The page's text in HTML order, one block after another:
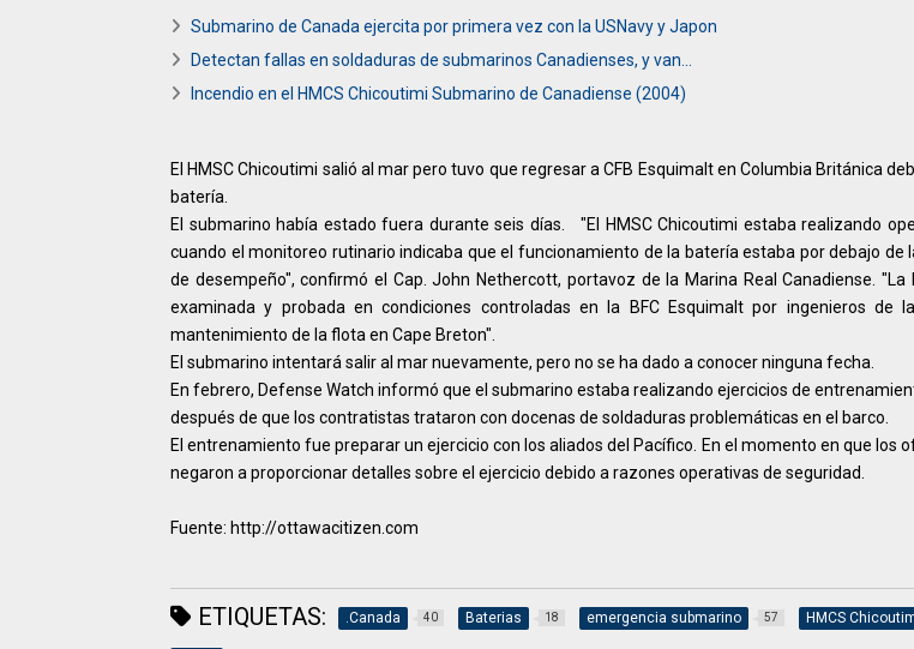
Submarino de Canada ejercita por primera vez con la USNavy y Japon
Detectan fallas en soldaduras de submarinos Canadienses, y van...
Incendio en el HMCS Chicoutimi Submarino de Canadiense (2004)
El HMSC Chicoutimi salió al mar pero tuvo que regresar a CFB Esquimalt en Columbia Británica
batería.
El submarino había estado fuera durante seis días. "El HMSC Chicoutimi estaba realizando
cuando el monitoreo rutinario indicaba que el funcionamiento de la batería estaba por debajo de
de desempeño", confirmó el Cap. John Nethercott, portavoz de la Marina Real Canadiense. "La
examinada y probada en condiciones controladas en la BFC Esquimalt por ingenieros de
mantenimiento de la flota en Cape Breton".
El submarino intentará salir al mar nuevamente, pero no se ha dado a conocer ninguna fecha.
En febrero, Defense Watch informó que el submarino estaba realizando ejercicios de
después de que los contratistas trataron con docenas de soldaduras problemáticas en el barco.
El entrenamiento fue preparar un ejercicio con los aliados del Pacífico. En el momento en que los
negaron a proporcionar detalles sobre el ejercicio debido a razones operativas de seguridad.
Fuente: http://ottawacitizen.com
ETIQUETAS: .Canada 40 Baterias 18 emergencia submarino 57 HMCS